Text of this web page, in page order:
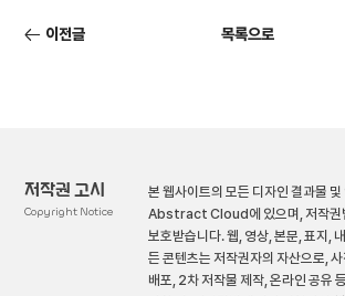
이전글 목록으로
저작권 고시
Copyright Notice
본 웹사이트의 모든 디자인 결과물
Abstract Cloud에 있으며, 저작권
보호받습니다. 웹, 영상, 본문, 표지,
든 콘텐츠는 저작권자의 자산으로, 사
배포, 2차 저작물 제작, 온라인 공유